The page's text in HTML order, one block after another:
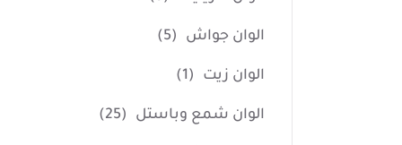
الوان جواش (5)
الوان زيت (1)
الوان شمع وباستل (25)